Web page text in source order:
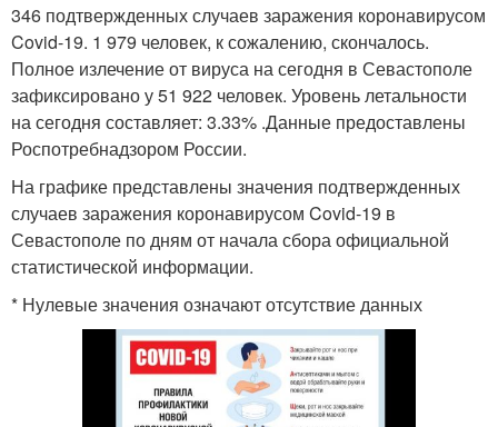
346 подтвержденных случаев заражения коронавирусом
Covid-19. 1 979 человек, к сожалению, скончалось.
Полное излечение от вируса на сегодня в Севастополе
зафиксировано у 51 922 человек. Уровень летальности
на сегодня составляет: 3.33% .Данные предоставлены
Роспотребнадзором России.
На графике представлены значения подтвержденных
случаев заражения коронавирусом Covid-19 в
Севастополе по дням от начала сбора официальной
статистической информации.
* Нулевые значения означают отсутствие данных